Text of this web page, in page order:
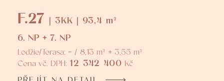
F.27 | 3KK | 93,4 m²
6. NP + 7. NP
Lodžie/Terasa: - / 8,13 m² + 3,55 m²
Cena vč. DPH: 12 342 400 Kč